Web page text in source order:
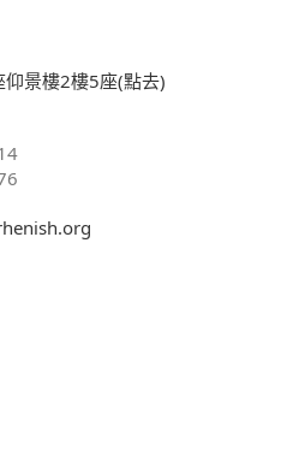
景樓2樓5座(點去)